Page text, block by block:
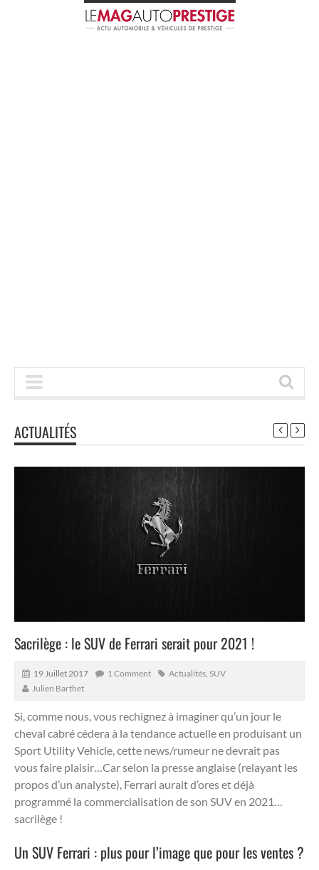
ACTUALITÉS
Sacrilège : le SUV de Ferrari serait pour 2021 !
19 Juillet 2017 1 Comment Actualités SUV
Julien Barthet
Si, comme nous, vous rechignez à imaginer qu’un jour le
cheval cabré cédera à la tendance actuelle en produisant un
Sport Utility Vehicle, cette news/rumeur ne devrait pas
vous faire plaisir…Car selon la presse anglaise (relayant les
propos d’un analyste), Ferrari aurait d’ores et déjà
programmé la commercialisation de son SUV en 2021…
sacrilège !
Un SUV Ferrari : plus pour l’image que pour les ventes ?